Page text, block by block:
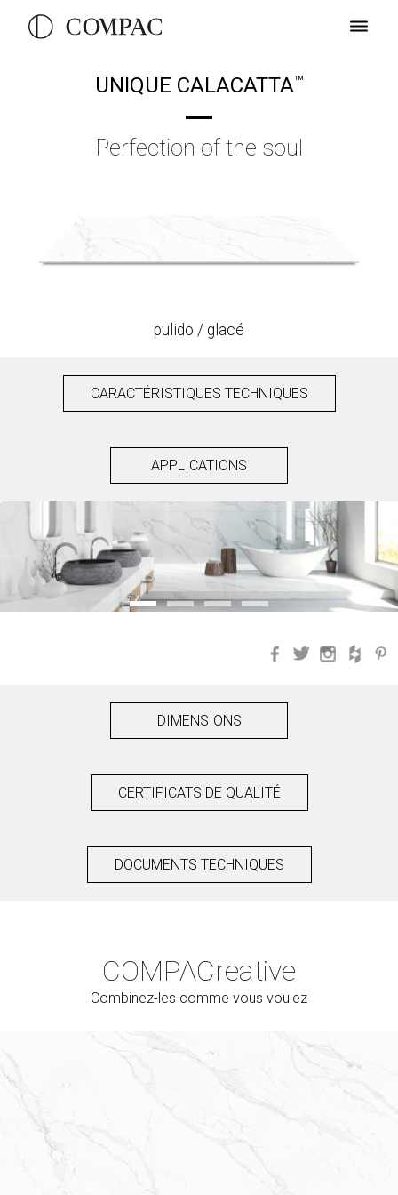
UNIQUE CALACATTATM
Perfection of the soul
pulido / glacé
CARACTÉRISTIQUES TECHNIQUES
APPLICATIONS
Facebook
Twitter
DIMENSIONS
CERTIFICATS DE QUALITÉ
DOCUMENTS TECHNIQUES
COMPACreative
Combinez-les comme vous voulez